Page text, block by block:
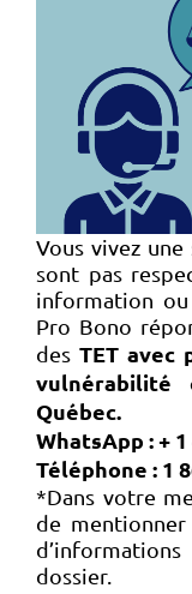
Vous vivez
sont pas
information ou
Pro Bono
desTET avec
vulnérabilité
Québec.
WhatsApp : +
Téléphone : 1
*Dans votre
de
dossier.